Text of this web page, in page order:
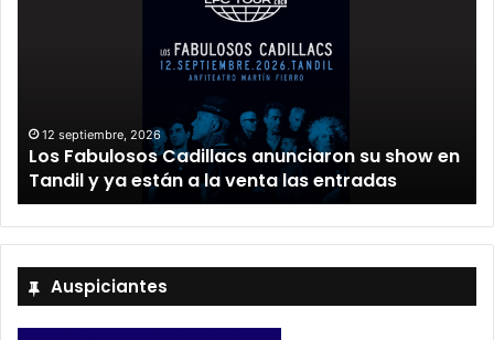
12 septiembre, 2026
Los Fabulosos Cadillacs anunciaron su show en
Tandil y ya están a la venta las entradas
Auspiciantes